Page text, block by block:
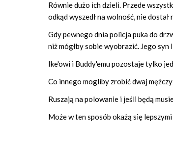
Równie dużo ich dzieli. Przede
odkąd wyszedł na wolność, nie
Gdy pewnego dnia policja puka do
niż mógłby sobie wyobrazić. Jego
Ike'owi i Buddy'emu pozostaje tylko
Co innego mogliby zrobić dwaj
Ruszają na polowanie i jeśli będą
Może w ten sposób okażą się